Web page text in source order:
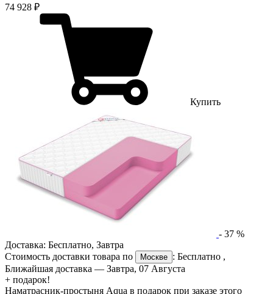
74 928 ₽
Купить
- 37 %
Доставка: Бесплатно, Завтра
Стоимость доставки товара по
Москве : Бесплатно ,
Ближайшая доставка — Завтра, 07 Августа
+ подарок!
Наматрасник-простыня Aqua в подарок при заказе этого